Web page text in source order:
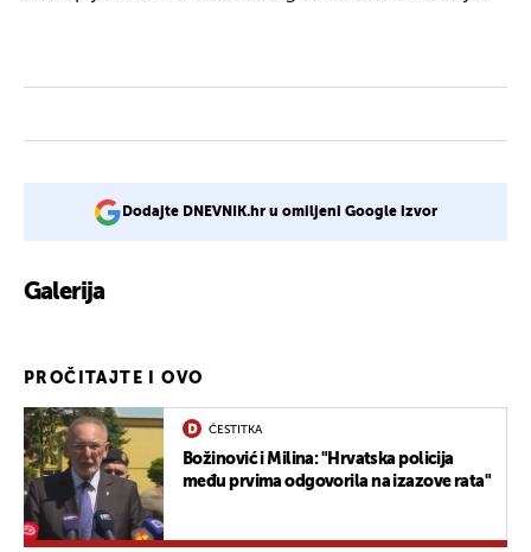
Dodajte DNEVNIK.hr u omiljeni Google izvor
Galerija
PROČITAJTE I OVO
ČESTITKA
Božinović i Milina: "Hrvatska policija
među prvima odgovorila na izazove rata"